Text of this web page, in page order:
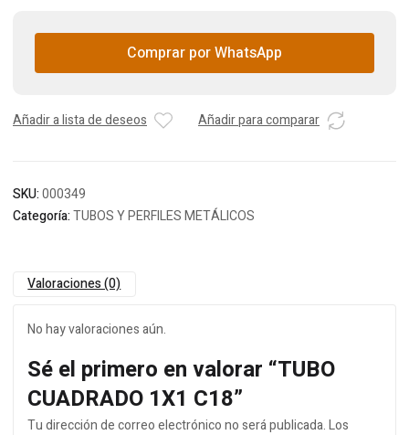
Comprar por WhatsApp
Añadir a lista de deseos Añadir para comparar
SKU:000349
Categoría:TUBOS Y PERFILES METÁLICOS
Valoraciones (0)
No hay valoraciones aún.
Sé el primero en valorar “TUBO
CUADRADO 1X1 C18”
Tu dirección de correo electrónico no será publicada.Los